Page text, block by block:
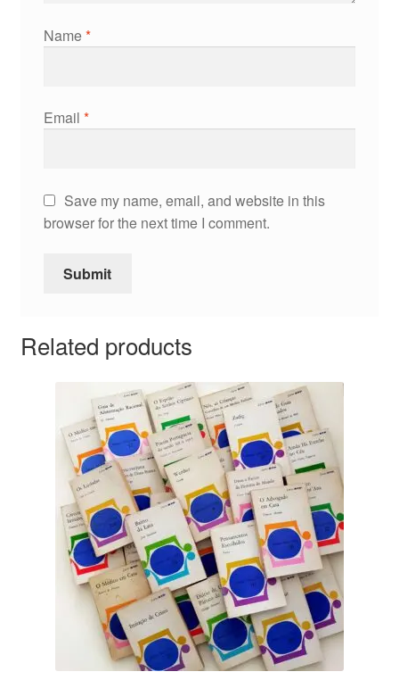
Name*
Email *
Save my name, email, and website in this
browser for the next time I comment.
Related products